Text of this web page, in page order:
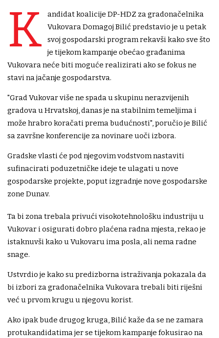
K
andidat koalicije DP-HDZ za gradonačelnika
Vukovara Domagoj Bilić predstavio je u petak
svoj gospodarski program rekavši kako sve što
je tijekom kampanje obećao građanima
Vukovara neće biti moguće realizirati ako se fokus ne
stavi na jačanje gospodarstva.
"Grad Vukovar više ne spada u skupinu nerazvijenih
gradova u Hrvatskoj, danas je na stabilnim temeljima i
može hrabro koračati prema budućnosti", poručio je Bilić
sa završne konferencije za novinare uoči izbora.
Gradske vlasti će pod njegovim vodstvom nastaviti
sufinacirati poduzetničke ideje te ulagati u nove
gospodarske projekte, poput izgradnje nove gospodarske
zone Dunav.
Ta bi zona trebala privući visokotehnološku industriju u
Vukovar i osigurati dobro plaćena radna mjesta, rekao je
istaknuvši kako u Vukovaru ima posla, ali nema radne
snage.
Ustvrdio je kako su predizborna istraživanja pokazala da
bi izbori za gradonačelnika Vukovara trebali biti riješni
već u prvom krugu u njegovu korist.
Ako ipak bude drugog kruga, Bilić kaže da se ne zamara
protukandidatima jer se tijekom kampanje fokusirao na